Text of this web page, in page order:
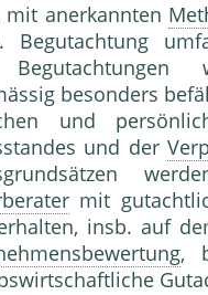
anerkannten
Begutachtung
besonders
und
und der
mit
insb. auf
,